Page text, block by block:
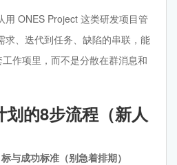
用 ONES Project 这类研发项目管
求、迭代到任务、缺陷的串联，能
作项里，而不是分散在群消息和
划的8步流程（新人
与成功标准（别急着排期）